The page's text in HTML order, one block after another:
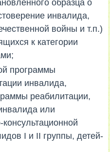
образца о
инвалида,
войны и т.п.)
к категории
программы
инвалида,
реабилитации,
или
I и II группы, детей-